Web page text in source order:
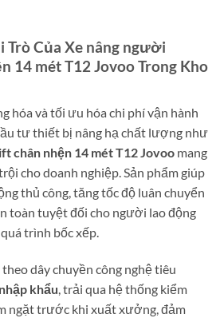
Trò Của Xe nâng người
14 mét T12 Jovoo Trong Kho
hóa và tối ưu hóa chi phí vận hành
tư thiết bị nâng hạ chất lượng như
chân nhện 14 mét T12 Jovoo mang
cho doanh nghiệp. Sản phẩm giúp
thủ công, tăng tốc độ luân chuyển
toàn tuyệt đối cho người lao động
trình bốc xếp.
dây chuyền công nghệ tiêu
khẩu, trải qua hệ thống kiểm
ngặt trước khi xuất xưởng, đảm